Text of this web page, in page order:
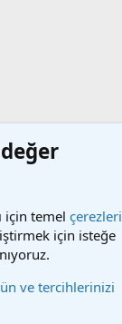
için temel çerezleri
için isteğe
ve tercihlerinizi